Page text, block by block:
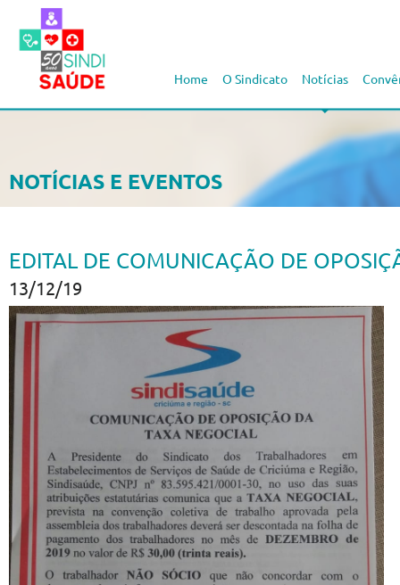
Notícias
O Sindicato
Home
NOTÍCIAS E EVENTOS
EDITAL DE COMUNICAÇÃO DE
13/12/19